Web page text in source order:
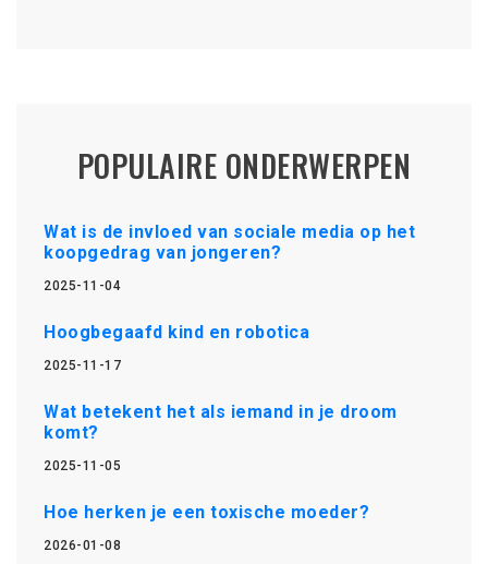
POPULAIRE ONDERWERPEN
Wat is de invloed van sociale media op het
koopgedrag van jongeren?
2025-11-04
Hoogbegaafd kind en robotica
2025-11-17
Wat betekent het als iemand in je droom
komt?
2025-11-05
Hoe herken je een toxische moeder?
2026-01-08